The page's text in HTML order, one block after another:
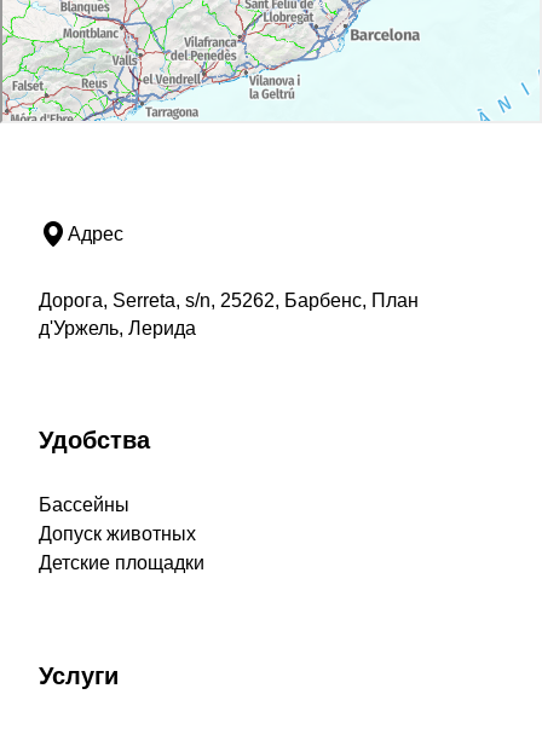
Адрес
Дорога, Serreta, s/n, 25262, Барбенс, План
д'Уржель, Лерида
Удобства
Бассейны
Допуск животных
Детские площадки
Услуги